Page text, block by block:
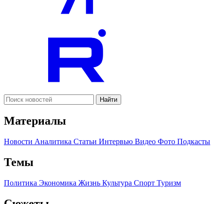
Найти
Материалы
Новости Аналитика Статьи Интервью Видео Фото Подкасты
Темы
Политика Экономика Жизнь Культура Спорт Туризм